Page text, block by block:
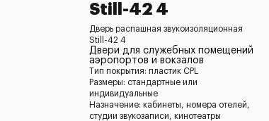
Still-42 4
Дверь распашная звукоизоляционная
Still-42 4
Двери для служебных помещений
аэропортов и вокзалов
Тип покрытия: пластик CPL
Размеры: стандартные или
индивидуальные
Назначение: кабинеты, номера отелей,
студии звукозаписи, кинотеатры